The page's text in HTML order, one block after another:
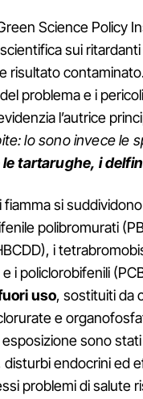
Science Policy
sui
risultato
problema e i
l’autrice
lo sono invece le
tartarughe, i
si
polibromurati
i
i policlorobifenili
uso, sostituiti da
e
sono
disturbi endocrini ed
problemi di salute